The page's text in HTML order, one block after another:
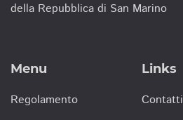
della Repubblica di San Marino
Menu
Regolamento
Links
Contatti